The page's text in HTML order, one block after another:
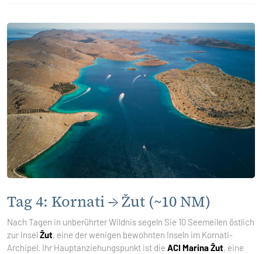
Tag 4: Kornati → Žut (~10 NM)
Nach Tagen in unberührter Wildnis segeln Sie 10 Seemeilen östlich
zur Insel Žut, eine der wenigen bewohnten Inseln im Kornati-
Archipel. Ihr Hauptanziehungspunkt ist die ACI Marina Žut, eine